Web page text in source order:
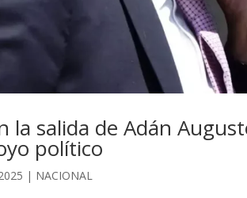
la salida de Adán
político
| NACIONAL